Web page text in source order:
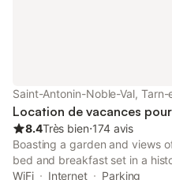
Saint-Antonin-Noble-Val,
Location de vacances
8.4Très bien⋅174 avis
Boasting a garden and views
bed and breakfast set in a
Noble-Val, 29 km from Najac
WiFi Internet
Parking